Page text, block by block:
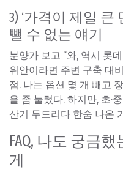
3) ‘가격이 제일 큰
뺄 수 없는 얘기
분양가 보고 “와, 역시 롯
위안이라면 주변 구축 대
점. 나는 옵션 몇 개 빼고
을 좀 눌렀다. 하지만, 초·
산기 두드리다 한숨 나온
FAQ, 나도 궁금
게